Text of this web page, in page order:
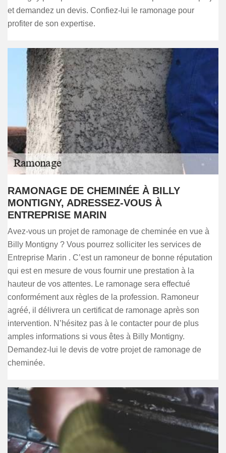
et demandez un devis. Confiez-lui le ramonage pour
profiter de son expertise.
RAMONAGE DE CHEMINÉE À BILLY
MONTIGNY, ADRESSEZ-VOUS À
ENTREPRISE MARIN
Avez-vous un projet de ramonage de cheminée en vue à
Billy Montigny ? Vous pourrez solliciter les services de
Entreprise Marin . C’est un ramoneur de bonne réputation
qui est en mesure de vous fournir une prestation à la
hauteur de vos attentes. Le ramonage sera effectué
conformément aux règles de la profession. Ramoneur
agréé, il délivrera un certificat de ramonage après son
intervention. N’hésitez pas à le contacter pour de plus
amples informations si vous êtes à Billy Montigny.
Demandez-lui le devis de votre projet de ramonage de
cheminée.